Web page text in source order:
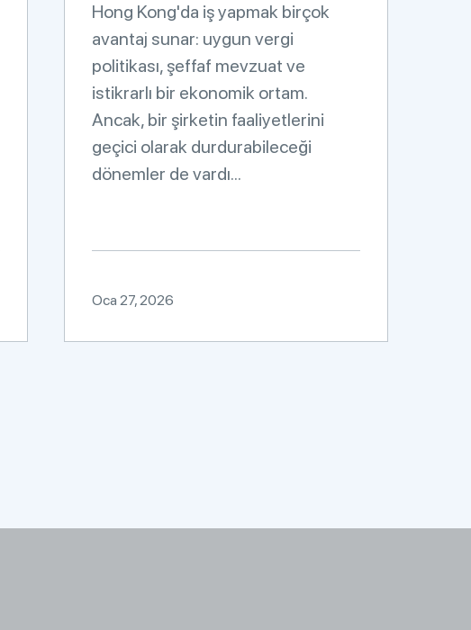
Hong Kong'da iş yapmak birçok
avantaj sunar: uygun vergi
politikası, şeffaf mevzuat ve
istikrarlı bir ekonomik ortam.
Ancak, bir şirketin faaliyetlerini
geçici olarak durdurabileceği
dönemler de vardı...
Oca 27, 2026